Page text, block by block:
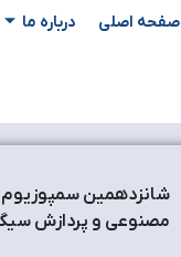
صفحه اصلی درباره ما
شانزدهمین
مصنوعی و پردازش